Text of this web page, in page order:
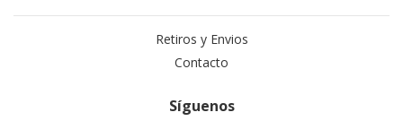
Retiros y Envios
Contacto
Síguenos